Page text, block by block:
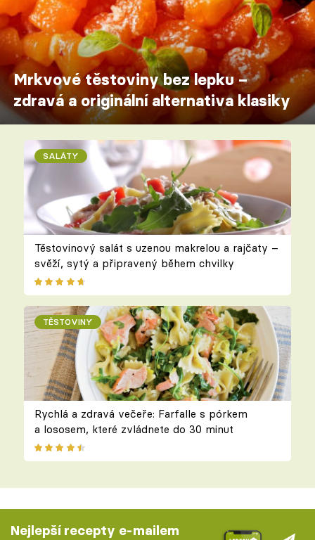
Mrkvové těstoviny bez lepku –
zdravá a originální alternativa klasiky
SALÁTY
Těstovinový salát s uzenou makrelou a rajčaty –
svěží, sytý a připravený během chvilky
TĚSTOVINY
Rychlá a zdravá večeře: Farfalle s pórkem
a lososem, které zvládnete do 30 minut
Nejlepší recepty e-mailem